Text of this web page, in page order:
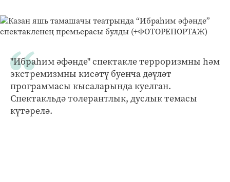
"Ибраһим әфәнде" спектакле терроризмны һәм
экстремизмны кисәтү буенча дәүләт
программасы кысаларында куелган.
Спектакльдә толерантлык, дуслык темасы
күтәрелә.